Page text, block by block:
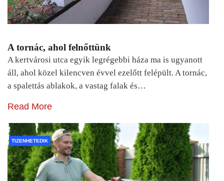
A tornác, ahol felnőttünk
A kertvárosi utca egyik legrégebbi háza ma is ugyanott
áll, ahol közel kilencven évvel ezelőtt felépült. A tornác,
a spalettás ablakok, a vastag falak és…
Read More
TIZENHETEDIK